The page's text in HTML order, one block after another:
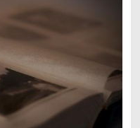
Napłynęli tu ludzie
lniarski , obsługi